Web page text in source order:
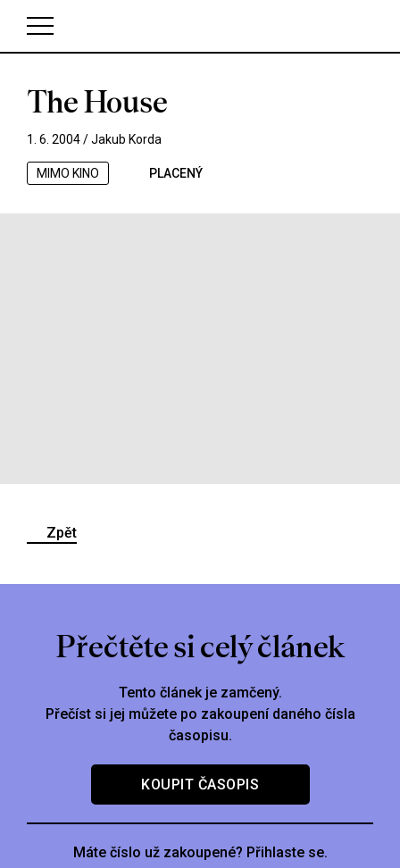
V košíku zatím nemáte žádné položky.
The House
1. 6. 2004 /Jakub Korda
MIMO KINO PLACENÝ
Zpět
Přečtěte si celý článek
Tento článek je zamčený.
Přečíst si jej můžete po zakoupení daného čísla
časopisu.
KOUPIT ČASOPIS
Máte číslo už zakoupené? Přihlaste se.